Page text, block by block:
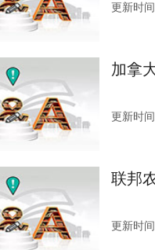
更新时
加拿
更新时
联邦
更新时